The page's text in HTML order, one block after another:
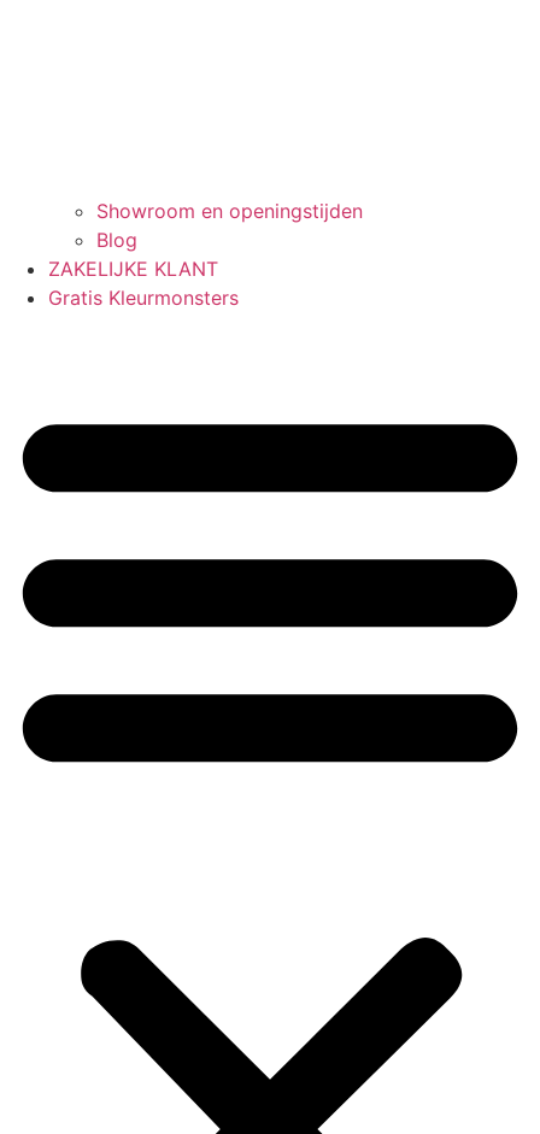
Showroom en openingstijden
Blog
ZAKELIJKE KLANT
Gratis Kleurmonsters